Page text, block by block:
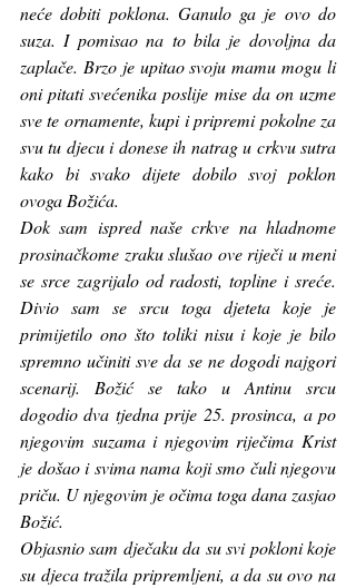
neće dobiti poklona. Ganulo ga je ovo do
suza. I pomisao na to bila je dovoljna da
zaplače. Brzo je upitao svoju mamu mogu li
oni pitati svećenika poslije mise da on uzme
sve te ornamente, kupi i pripremi pokolne za
svu tu djecu i donese ih natrag u crkvu sutra
kako bi svako dijete dobilo svoj poklon
ovoga Božića.
Dok sam ispred naše crkve na hladnome
prosinačkome zraku slušao ove riječi u meni
se srce zagrijalo od radosti, topline i sreće.
Divio sam se srcu toga djeteta koje je
primijetilo ono što toliki nisu i koje je bilo
spremno učiniti sve da se ne dogodi najgori
scenarij. Božić se tako u Antinu srcu
dogodio dva tjedna prije 25. prosinca, a po
njegovim suzama i njegovim riječima Krist
je došao i svima nama koji smo čuli njegovu
priču. U njegovim je očima toga dana zasjao
Božić.
Objasnio sam dječaku da su svi pokloni koje
su djeca tražila pripremljeni, a da su ovo na